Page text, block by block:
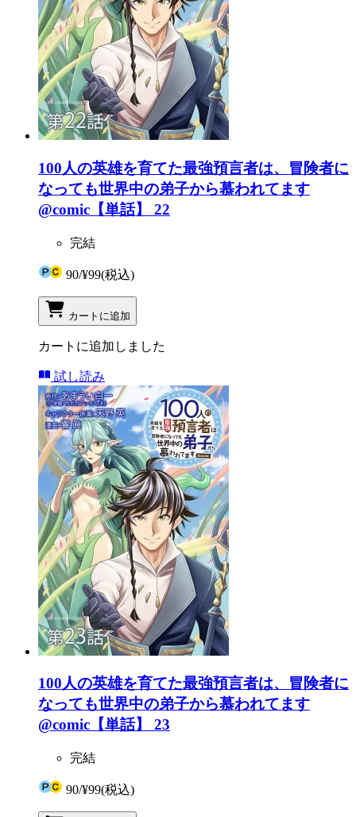
100人の英雄を育てた最強預言者は、冒険者に
なっても世界中の弟子から慕われてます
@comic【単話】 22
完結
90/¥99(税込)
カートに追加
カートに追加しました
試し読み
100人の英雄を育てた最強預言者は、冒険者に
なっても世界中の弟子から慕われてます
@comic【単話】 23
完結
90/¥99(税込)